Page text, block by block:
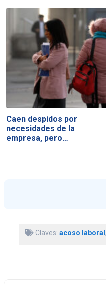
Caen despidos por
necesidades de la
empresa, pero…
Claves: acoso laboral,